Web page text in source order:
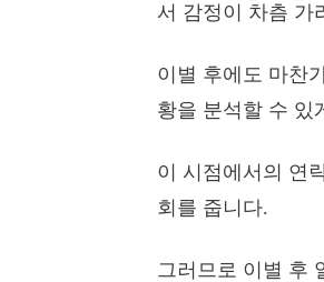
서 감정이 차츰 가
이별 후에도 마찬
황을 분석할 수 있
이 시점에서의 연
회를 줍니다.
그러므로 이별 후